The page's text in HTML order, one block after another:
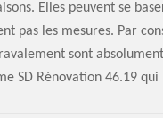
Elles peuvent se
pas les mesures. Par
sont
SD Rénovation 46.19